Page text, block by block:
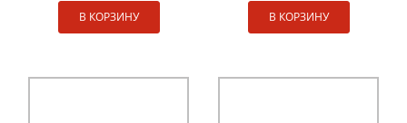
В КОРЗИНУ В КОРЗИНУ